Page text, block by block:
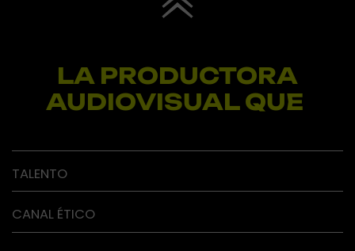
LA PRODUCTORA
AUDIOVISUAL QUE
TALENTO
CANAL ÉTICO